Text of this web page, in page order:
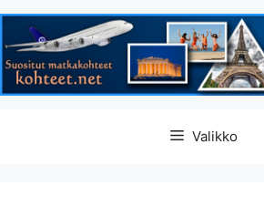
Valikko